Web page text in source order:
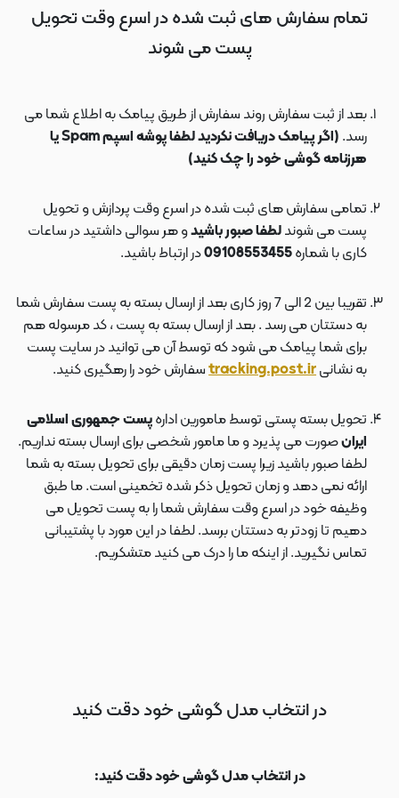
تمام سفارش های ثبت شده در اسرع وقت تحویل
پست می شوند
بعد از ثبت سفارش روند سفارش از طریق پیامک به اطلاع شما می
رسد.
(اگر پیامک دریافت نکردید لطفا پوشه اسپم Spam یا
هرزنامه گوشی خود را چک کنید)
تمامی سفارش های ثبت شده در اسرع وقت پردازش و تحویل
پست می شوندلطفا صبور باشیدو هر سوالی داشتید در ساعات
کاری با شماره
در ارتباط باشید.
تقریبا بین 2 الی 7 روز کاری بعد از ارسال بسته به پست سفارش شما
به دستتان می رسد . بعد از ارسال بسته به پست ، کد مرسوله هم
برای شما پیامک می شود که توسط آن می توانید در سایت پست
به نشانیtracking.post.irسفارش خود را رهگیری کنید.
تحویل بسته پستی توسط مامورین ادارهپست جمهوری اسلامی
ایرانصورت می پذیرد و ما مامور شخصی برای ارسال بسته نداریم.
لطفا صبور باشید زیرا پست زمان دقیقی برای تحویل بسته به شما
ارائه نمی دهد و زمان تحویل ذکر شده تخمینی است. ما طبق
وظیفه خود در اسرع وقت سفارش شما را به پست تحویل می
دهیم تا زودتر به دستتان برسد. لطفا در این مورد با پشتیبانی
تماس نگیرید. از اینکه ما را درک می کنید متشکریم.
در انتخاب مدل گوشی خود دقت کنید
در انتخاب مدل گوشی خود دقت کنید: